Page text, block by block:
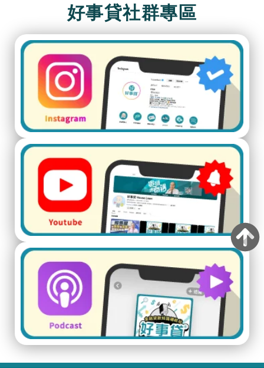
好事貸社群專區